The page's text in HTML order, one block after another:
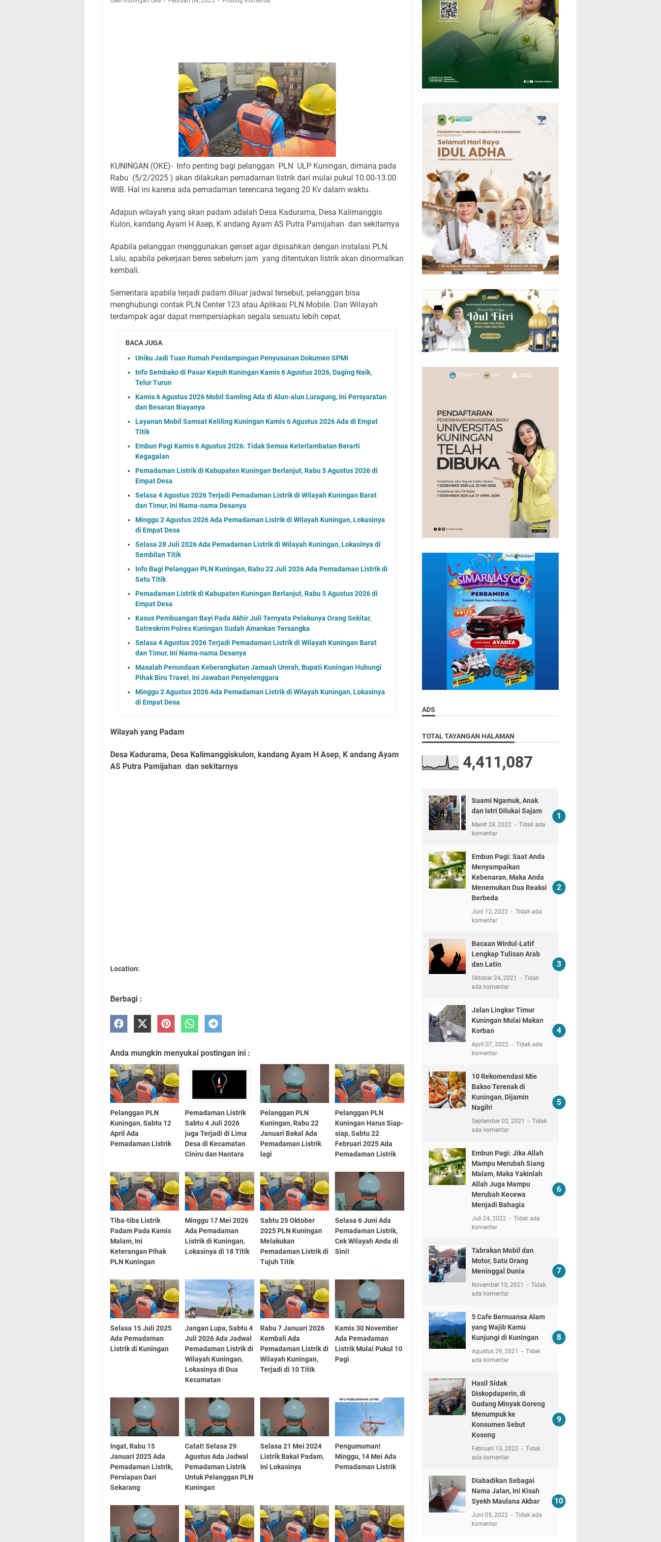
Sudahkah Kita Merdeka Dari Hawa Nafsu?
Info Sembako di Pasar Kepuh Kuningan Kamis 6 Agustus 2026, Daging Naik, Telur Turun
KUNINGAN (OKE)- Info penting bagi pelanggan PLN ULP Kuningan, dimana pada
Rabu (5/2/2025 ) akan dilakukan pemadaman listrik dari mulai pukul 10.00-13.00
WIB. Hal ini karena ada pemadaman terencana tegang 20 Kv dalam waktu.
Adapun wilayah yang akan padam adalah Desa Kadurama, Desa Kalimanggis
Kulon, kandang Ayam H Asep, K andang Ayam AS Putra Pamijahan dan sekitarnya
Apabila pelanggan menggunakan genset agar dipisahkan dengan instalasi PLN.
Lalu, apabila pekerjaan beres sebelum jam yang ditentukan listrik akan dinormalkan
kembali.
Sementara apabila terjadi padam diluar jadwal tersebut, pelanggan bisa
menghubungi contak PLN Center 123 atau Aplikasi PLN Mobile. Dan Wilayah
terdampak agar dapat mempersiapkan segala sesuatu lebih cepat.
BACA JUGA
Uniku Jadi Tuan Rumah Pendampingan Penyusunan Dokumen SPMI
Info Sembako di Pasar Kepuh Kuningan Kamis 6 Agustus 2026, Daging Naik,
Telur Turun
Kamis 6 Agustus 2026 Mobil Samling Ada di Alun-alun Luragung, Ini Persyaratan
dan Besaran Biayanya
Layanan Mobil Samsat Keliling Kuningan Kamis 6 Agustus 2026 Ada di Empat
Titik
Embun Pagi Kamis 6 Agustus 2026: Tidak Semua Keterlambatan Berarti
Kegagalan
Pemadaman Listrik di Kabupaten Kuningan Berlanjut, Rabu 5 Agustus 2026 di
Empat Desa
Selasa 4 Agustus 2026 Terjadi Pemadaman Listrik di Wilayah Kuningan Barat
dan Timur, Ini Nama-nama Desanya
Minggu 2 Agustus 2026 Ada Pemadaman Listrik di Wilayah Kuningan, Lokasinya
di Empat Desa
Selasa 28 Juli 2026 Ada Pemadaman Listrik di Wilayah Kuningan, Lokasinya di
Sembilan Titik
Info Bagi Pelanggan PLN Kuningan, Rabu 22 Juli 2026 Ada Pemadaman Listrik di
Satu Titik
Pemadaman Listrik di Kabupaten Kuningan Berlanjut, Rabu 5 Agustus 2026 di
Empat Desa
Kasus Pembuangan Bayi Pada Akhir Juli Ternyata Pelakunya Orang Sekitar,
Satreskrim Polres Kuningan Sudah Amankan Tersangka
Selasa 4 Agustus 2026 Terjadi Pemadaman Listrik di Wilayah Kuningan Barat
dan Timur, Ini Nama-nama Desanya
Masalah Penundaan Keberangkatan Jamaah Umrah, Bupati Kuningan Hubungi
Pihak Biro Travel, Ini Jawaban Penyelenggara
Minggu 2 Agustus 2026 Ada Pemadaman Listrik di Wilayah Kuningan, Lokasinya
di Empat Desa
Wilayah yang Padam
Desa Kadurama, Desa Kalimanggiskulon, kandang Ayam H Asep, K andang Ayam
AS Putra Pamijahan dan sekitarnya
Location:
Berbagi :
Anda mungkin menyukai postingan ini :
Pelanggan PLN
Kuningan, Sabtu 12
April Ada
Pemadaman Listrik
Pemadaman Listrik
Sabtu 4 Juli 2026
juga Terjadi di Lima
Desa di Kecamatan
Ciniru dan Hantara
Pelanggan PLN
Kuningan, Rabu 22
Januari Bakal Ada
Pemadaman Listrik
lagi
Pelanggan PLN
Kuningan Harus Siap-
siap, Sabtu 22
Februari 2025 Ada
Pemadaman Listrik
Tiba-tiba Listrik
Padam Pada Kamis
Malam, Ini
Keterangan Pihak
PLN Kuningan
Minggu 17 Mei 2026
Ada Pemadaman
Listrik di Kuningan,
Lokasinya di 18 Titik
Sabtu 25 Oktober
2025 PLN Kuningan
Melakukan
Pemadaman Listrik di
Tujuh Titik
Selasa 6 Juni Ada
Pemadaman Listrik,
Cek Wilayah Anda di
Sini!
Selasa 15 Juli 2025
Ada Pemadaman
Listrik di Kuningan
Jangan Lupa, Sabtu 4
Juli 2026 Ada Jadwal
Pemadaman Listrik di
Wilayah Kuningan,
Lokasinya di Dua
Kecamatan
Rabu 7 Januari 2026
Kembali Ada
Pemadaman Listrik di
Wilayah Kuningan,
Terjadi di 10 Titik
Kamis 30 November
Ada Pemadaman
Listrik Mulai Pukul 10
Pagi
Ingat, Rabu 15
Januari 2025 Ada
Pemadaman Listrik,
Persiapan Dari
Sekarang
Catat! Selasa 29
Agustus Ada Jadwal
Pemadaman Listrik
Untuk Pelanggan PLN
Kuningan
Selasa 21 Mei 2024
Listrik Bakal Padam,
Ini Lokasinya
Pengumuman!
Minggu, 14 Mei Ada
Pemadaman Listrik
ADS
TOTAL TAYANGAN HALAMAN
4,411,087
Suami Ngamuk, Anak
dan Istri Dilukai Sajam
Maret 28, 2022
Tidak ada
komentar
Embun Pagi: Saat Anda
Menyampaikan
Kebenaran, Maka Anda
Menemukan Dua Reaksi
Berbeda
Juni 12, 2022
Tidak ada
komentar
Bacaan Wirdul-Latif
Lengkap Tulisan Arab
dan Latin
Oktober 24, 2021
Tidak
ada komentar
Jalan Lingkar Timur
Kuningan Mulai Makan
Korban
April 07, 2022
Tidak ada
komentar
10 Rekomendasi Mie
Bakso Terenak di
Kuningan, Dijamin
Nagih!
September 02, 2021
Tidak
ada komentar
Embun Pagi: Jika Allah
Mampu Merubah Siang
Malam, Maka Yakinlah
Allah Juga Mampu
Merubah Kecewa
Menjadi Bahagia
Juli 24, 2022
Tidak ada
komentar
Tabrakan Mobil dan
Motor, Satu Orang
Meninggal Dunia
November 10, 2021
Tidak
ada komentar
5 Cafe Bernuansa Alam
yang Wajib Kamu
Kunjungi di Kuningan
Agustus 29, 2021
Tidak
ada komentar
Hasil Sidak
Diskopdaperin, di
Gudang Minyak Goreng
Menumpuk ke
Konsumen Sebut
Kosong
Februari 13, 2022
Tidak
ada komentar
Diabadikan Sebagai
Nama Jalan, Ini Kisah
Syekh Maulana Akbar
Juni 05, 2022
Tidak ada
komentar